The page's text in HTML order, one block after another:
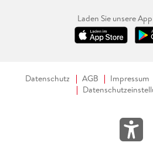
Laden Sie unsere
Datenschutz AGB Impressum